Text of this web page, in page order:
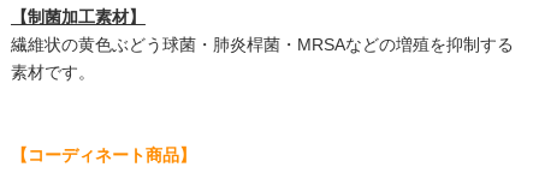
【制菌加工素材】
繊維状の黄色ぶどう球菌・肺炎桿菌・MRSAなどの増殖を抑制する
素材です。
【コーディネート商品】